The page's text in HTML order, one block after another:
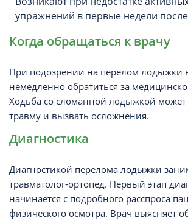
упражнений в первые недели
Когда обращаться к врачу
При подозрении на перелом лодыжки
немедленно обратиться за
Ходьба со сломанной лодыжкой может
травму и вызвать осложнения.
Диагностика
Диагностикой перелома лодыжки
травматолог-ортопед. Первый этап
начинается с подробного расспроса
физического осмотра. Врач выясняет